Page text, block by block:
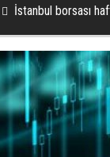
İstanbul borsası